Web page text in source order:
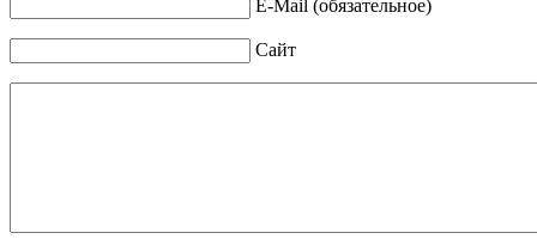
E-Mail (обязательное)
Сайт